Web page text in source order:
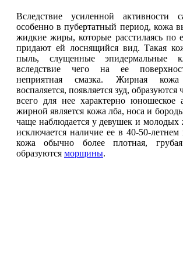
Вследствие усиленной активности
особенно в пубертатный период, кожа
жидкие жиры, которые расстилаясь по
придают ей лоснящийся вид. Такая
пыль, слущенные эпидермальные
вследствие чего на ее
неприятная смазка. Жирная
воспаляется, появляется зуд,
всего для нее характерно юношеское
жирной является кожа лба, носа и
чаще наблюдается у девушек и
исключается наличие ее в 40-50-летнем
кожа обычно более плотная,
образуются морщины.